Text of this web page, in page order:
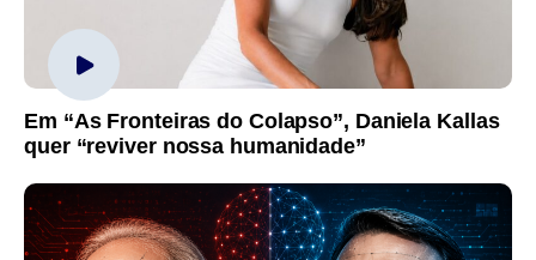
Em “As Fronteiras do Colapso”, Daniela Kallas
quer “reviver nossa humanidade”